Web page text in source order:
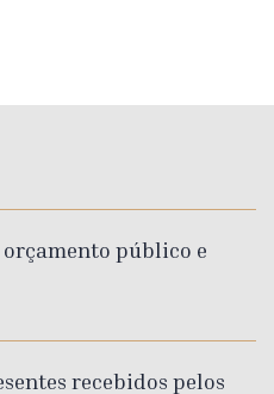
público e
recebidos pelos